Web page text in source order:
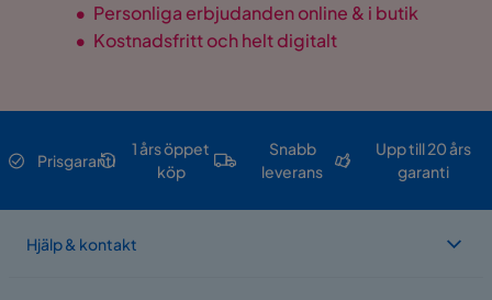
• Personliga erbjudanden online & i butik
• Kostnadsfritt och helt digitalt
Prisgaranti
1 års öppet
köp
Snabb
leverans
Upp till 20 års
garanti
Hjälp & kontakt